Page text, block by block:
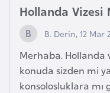
Hollanda Vizesi
B. Derin, 12 Mar
Merhaba. Hollanda
konuda sizden mi
konsolosluklara mı
B
u
l
g